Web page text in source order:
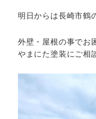
明日からは長崎市鶴
外壁・屋根の事でお
やまにた塗装にご相